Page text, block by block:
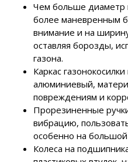
Чем больше диаметр
более маневренным
внимание и на
оставляя борозды,
газона.
Каркас
алюминиевый,
повреждениям и
Прорезиненные
вибрацию,
особенно на
Колеса на